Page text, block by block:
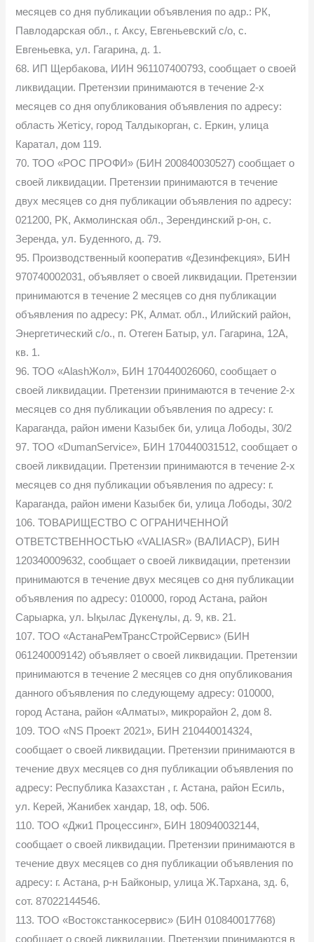
месяцев со дня публикации объявления по адр.: РК,
Павлодарская обл., г. Аксу, Евгеньевский с/о, с.
Евгеньевка, ул. Гагарина, д. 1.
68. ИП Щербакова, ИИН 961107400793, сообщает о своей
ликвидации. Претензии принимаются в течение 2-х
месяцев со дня опубликования объявления по адресу:
область Жетісу, город Талдыкорган, с. Еркин, улица
Каратал, дом 119.
70. ТОО «РОС ПРОФИ» (БИН 200840030527) сообщает о
своей ликвидации. Претензии принимаются в течение
двух месяцев со дня публикации объявления по адресу:
021200, РК, Акмолинская обл., Зерендинский р-он, с.
Зеренда, ул. Буденного, д. 79.
95. Производственный кооператив «Дезинфекция», БИН
970740002031, объявляет о своей ликвидации. Претензии
принимаются в течение 2 месяцев со дня публикации
объявления по адресу: РК, Алмат. обл., Илийский район,
Энергетический с/о., п. Отеген Батыр, ул. Гагарина, 12А,
кв. 1.
96. ТОО «AlashЖол», БИН 170440026060, сообщает о
своей ликвидации. Претензии принимаются в течение 2-х
месяцев со дня публикации объявления по адресу: г.
Караганда, район имени Казыбек би, улица Лободы, 30/2
97. ТОО «DumanService», БИН 170440031512, сообщает о
своей ликвидации. Претензии принимаются в течение 2-х
месяцев со дня публикации объявления по адресу: г.
Караганда, район имени Казыбек би, улица Лободы, 30/2
106. ТОВАРИЩЕСТВО С ОГРАНИЧЕННОЙ
ОТВЕТСТВЕННОСТЬЮ «VALIASR» (ВАЛИАСР), БИН
120340009632, сообщает о своей ликвидации, претензии
принимаются в течение двух месяцев со дня публикации
объявления по адресу: 010000, город Астана, район
Сарыарка, ул. Ықылас Дүкенұлы, д. 9, кв. 21.
107. ТОО «АстанаРемТрансСтройСервис» (БИН
061240009142) объявляет о своей ликвидации. Претензии
принимаются в течение 2 месяцев со дня опубликования
данного объявления по следующему адресу: 010000,
город Астана, район «Алматы», микрорайон 2, дом 8.
109. ТОО «NS Проект 2021», БИН 210440014324,
сообщает о своей ликвидации. Претензии принимаются в
течение двух месяцев со дня публикации объявления по
адресу: Республика Казахстан , г. Астана, район Есиль,
ул. Керей, Жанибек хандар, 18, оф. 506.
110. ТОО «Джи1 Процессинг», БИН 180940032144,
сообщает о своей ликвидации. Претензии принимаются в
течение двух месяцев со дня публикации объявления по
адресу: г. Астана, р-н Байконыр, улица Ж.Тархана, зд. 6,
сот. 87022144546.
113. ТОО «Востокстанкосервис» (БИН 010840017768)
сообщает о своей ликвидации. Претензии принимаются в